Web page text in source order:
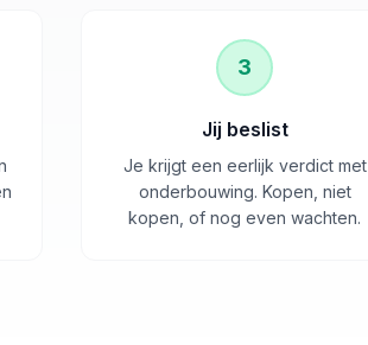
3
Jij beslist
Je krijgt een eerlijk verdict met
onderbouwing. Kopen, niet
kopen, of nog even wachten.